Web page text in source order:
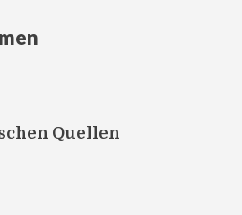
Quellen